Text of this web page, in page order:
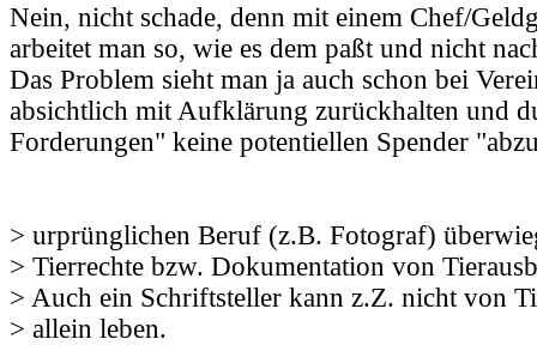
Nein, nicht schade, denn mit einem Chef/
arbeitet man so, wie es dem paßt und nicht
Das Problem sieht man ja auch schon bei
absichtlich mit Aufklärung zurückhalten und
Forderungen" keine potentiellen Spender
> urprünglichen Beruf (z.B. Fotograf)
> Tierrechte bzw. Dokumentation von
> Auch ein Schriftsteller kann z.Z. nicht von
> allein leben.